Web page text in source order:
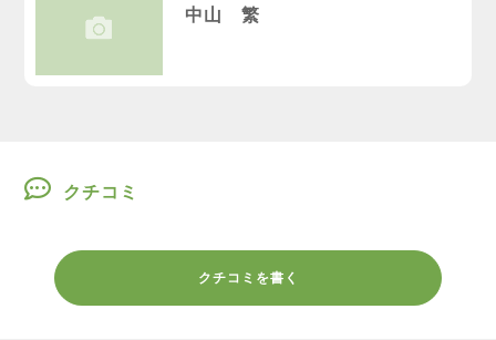
中山 繁
クチコミ
クチコミを書く